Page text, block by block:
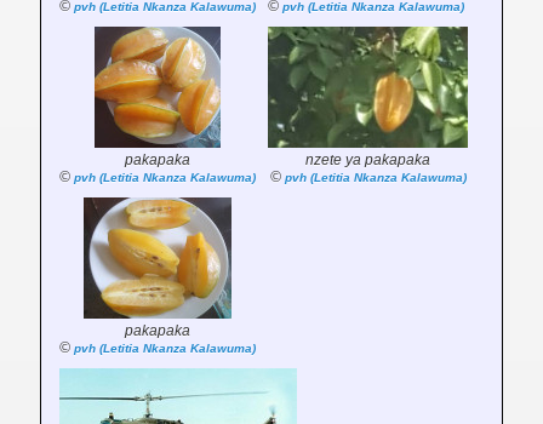
© pvh (Letitia Nkanza Kalawuma)
© pvh (Letitia Nkanza Kalawuma)
pakapaka
© pvh (Letitia Nkanza Kalawuma)
nzete ya pakapaka
© pvh (Letitia Nkanza Kalawuma)
pakapaka
© pvh (Letitia Nkanza Kalawuma)